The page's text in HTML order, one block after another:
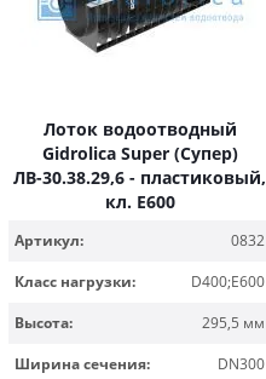
Лоток водоотводный
Gidrolica Super (Супер)
ЛВ-30.38.29,6 - пластиковый,
кл. Е600
Артикул:
0832
Класс нагрузки:
D400;E600
Высота:
295,5 мм
Ширина сечения:
DN300